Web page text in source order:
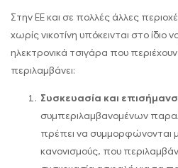
Στην ΕΕ και σε πολλές άλλες
χωρίς νικοτίνη υπόκεινται στο ίδιο
ηλεκτρονικά τσιγάρα που περιέχουν
περιλαμβάνει:
Συσκευασία και
συμπεριλαμβανομένων
πρέπει να συμμορφώνονται
κανονισμούς, που